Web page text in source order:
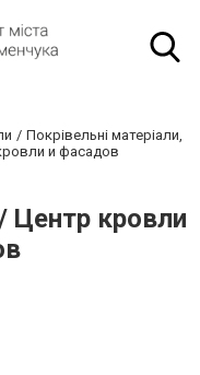
Покрівельні матеріали,
и фасадов
Центр кровли